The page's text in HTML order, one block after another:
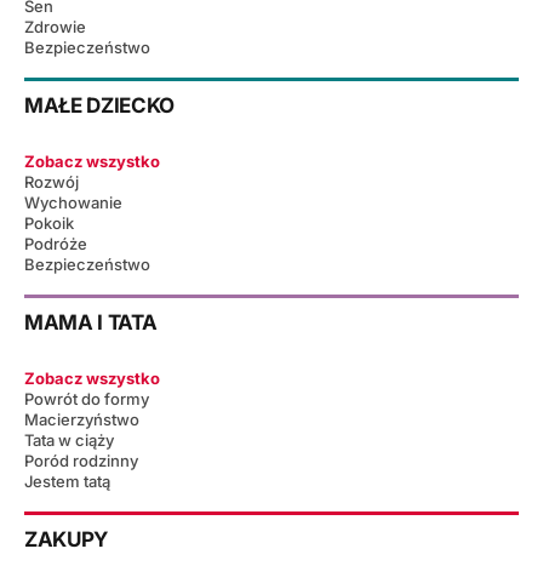
Sen
Zdrowie
Bezpieczeństwo
MAŁE DZIECKO
Zobacz wszystko
Rozwój
Wychowanie
Pokoik
Podróże
Bezpieczeństwo
MAMA I TATA
Zobacz wszystko
Powrót do formy
Macierzyństwo
Tata w ciąży
Poród rodzinny
Jestem tatą
ZAKUPY